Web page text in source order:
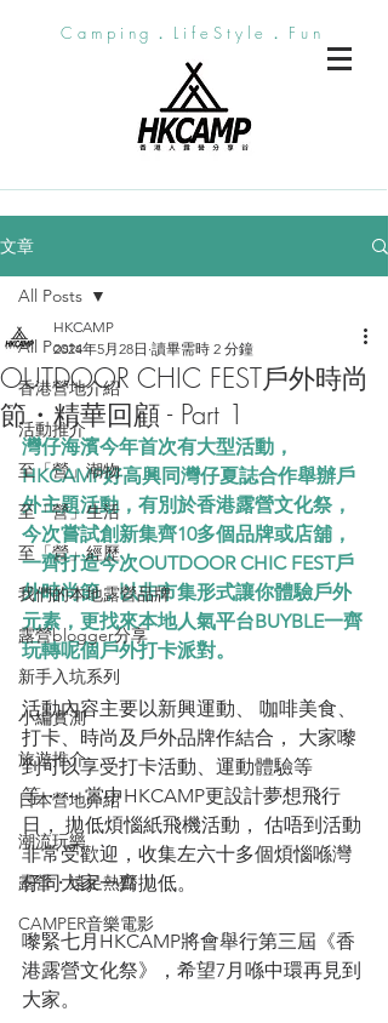
Camping．LifeStyle．Fun
文章
All Posts
香港營地介紹
活動推介
至「營」潮物
至「營」生活
至「營」經歷
我們的本地露營品牌
露營blogger分享
新手入坑系列
小編實測
旅遊推介
日本營地介紹
潮流玩樂
露營・遠足熱點
CAMPER音樂電影
All Posts
OUTDOOR CHIC FEST戶外時尚
節・精華回顧 - Part 1
HKCAMP
2024年5月28日 讀畢需時 2 分鐘
灣仔海濱今年首次有大型活動，
HKCAMP好高興同灣仔夏誌合作舉辦戶
外主題活動，有別於香港露營文化祭，
今次嘗試創新集齊10多個品牌或店舖，
一齊打造今次OUTDOOR CHIC FEST戶
外時尚節，以非市集形式讓你體驗戶外
元素，更找來本地人氣平台BUYBLE一齊
玩轉呢個戶外打卡派對。
活動內容主要以新興運動、 咖啡美食、
打卡、時尚及戶外品牌作結合， 大家嚟
到可以享受打卡活動、運動體驗等
等⋯⋯ 當中HKCAMP更設計夢想飛行
日， 拋低煩惱紙飛機活動， 估唔到活動
非常受歡迎，收集左六十多個煩惱喺灣
仔同大家一齊拋低。
嚟緊七月HKCAMP將會舉行第三屆《香
港露營文化祭》，希望7月喺中環再見到
大家。